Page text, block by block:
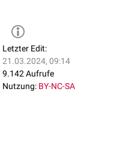
Letzter Edit:
21.03.2024, 09:14
9.142 Aufrufe
Nutzung: BY-NC-SA